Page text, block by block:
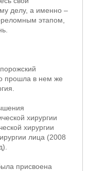
делу, а именно –
этапом,
прошла в нем же
хирургии
хирургии
лица (2008
присвоена